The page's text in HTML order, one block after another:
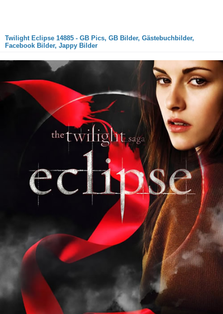
Twilight Eclipse 14885 - GB Pics, GB Bilder, Gästebuchbilder,
Facebook Bilder, Jappy Bilder